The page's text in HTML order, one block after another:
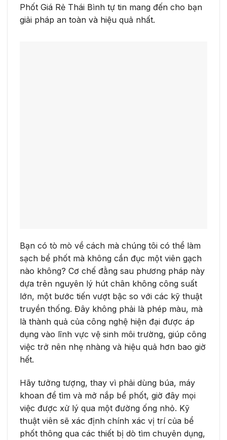
Phốt Giá Rẻ Thái Bình tự tin mang đến cho bạn
giải pháp an toàn và hiệu quả nhất.
Bạn có tò mò về cách mà chúng tôi có thể làm
sạch bể phốt mà không cần đục một viên gạch
nào không? Cơ chế đằng sau phương pháp này
dựa trên nguyên lý hút chân không công suất
lớn, một bước tiến vượt bậc so với các kỹ thuật
truyền thống. Đây không phải là phép màu, mà
là thành quả của công nghệ hiện đại được áp
dụng vào lĩnh vực vệ sinh môi trường, giúp công
việc trở nên nhẹ nhàng và hiệu quả hơn bao giờ
hết.
Hãy tưởng tượng, thay vì phải dùng búa, máy
khoan để tìm và mở nắp bể phốt, giờ đây mọi
việc được xử lý qua một đường ống nhỏ. Kỹ
thuật viên sẽ xác định chính xác vị trí của bể
phốt thông qua các thiết bị dò tìm chuyên dụng,